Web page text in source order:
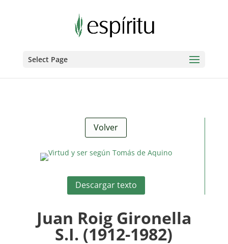
Select Page
Volver
Descargar texto
Juan Roig Gironella
S.I. (1912-1982)